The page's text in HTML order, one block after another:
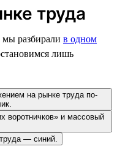
труда
разбирали в одном
лишь
на рынке труда по-
воротничков» и массовый
— синий.